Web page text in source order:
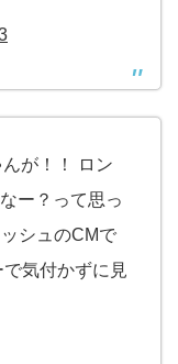
が！！ ロン
ー？って思っ
シュのCMで
気付かずに見